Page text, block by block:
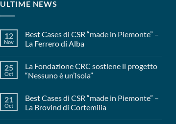
ULTIME NEWS
12
Nov
Best Cases di CSR “made in Piemonte” –
La Ferrero di Alba
25
Oct
La Fondazione CRC sostiene il progetto
“Nessuno è un’Isola”
21
Oct
Best Cases di CSR “made in Piemonte” –
La Brovind di Cortemilia